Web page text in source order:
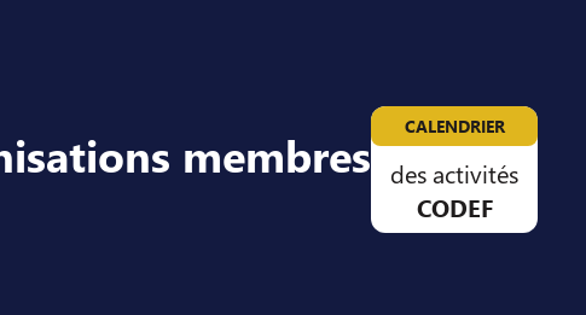
membres CALENDRIER
des activités
CODEF